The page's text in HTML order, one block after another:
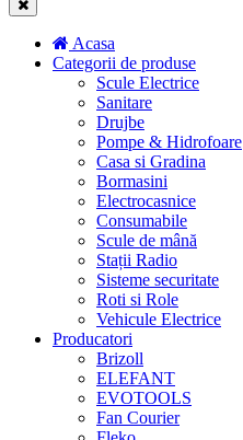
Acasa
Categorii de produse
Scule Electrice
Sanitare
Drujbe
Pompe & Hidrofoare
Casa si Gradina
Bormasini
Electrocasnice
Consumabile
Scule de mână
Stații Radio
Sisteme securitate
Roti si Role
Vehicule Electrice
Producatori
Brizoll
ELEFANT
EVOTOOLS
Fan Courier